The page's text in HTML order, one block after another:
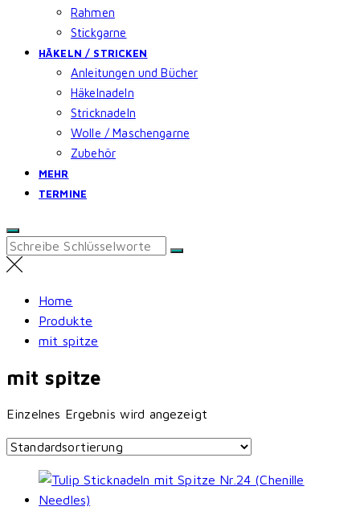
Rahmen
Stickgarne
HÄKELN / STRICKEN
Anleitungen und Bücher
Häkelnadeln
Stricknadeln
Wolle / Maschengarne
Zubehör
MEHR
TERMINE
Search
for:
Home
Produkte
mit spitze
mit spitze
Einzelnes Ergebnis wird angezeigt